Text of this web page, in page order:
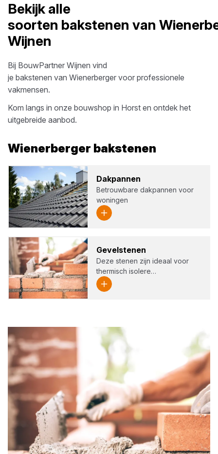
Bekijk alle
soorten bakstenen van
Wijnen
Bij BouwPartner Wijnen vind
je bakstenen van Wienerberger voor professionele
vakmensen.
Kom langs in onze bouwshop in Horst en ontdek het
uitgebreide aanbod.
Wienerberger bakstenen
Dak­pan­nen
Betrouwbare dakpannen voor
woningen
Gevel­ste­nen
Deze stenen zijn ideaal voor
thermisch isolere…